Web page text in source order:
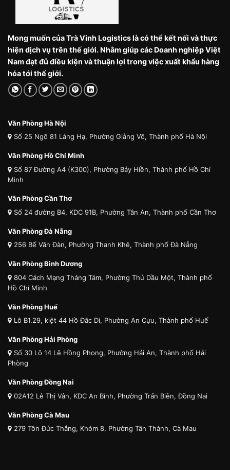
Mong muốn của Trà Vinh Logistics là có thể kết nối và thực
hiện dịch vụ trên thế giới. Nhằm giúp các Doanh nghiệp Việt
Nam đạt đủ điều kiện và thuận lợi trong việc xuất khẩu hàng
hóa tới thế giới.
Văn Phòng Hà Nội
Số 25 Ngõ 81 Láng Hạ, Phường Giảng Võ, Thành phố Hà Nội
Văn Phòng Hồ Chí Minh
Số 87 Đường A4 (K300), Phường Bảy Hiền, Thành phố Hồ Chí
Minh
Văn Phòng Cần Thơ
Số 24 đường B4, KDC 91B, Phường Tân An, Thành phố Cần Thơ
Văn Phòng Đà Nẵng
256 Bế Văn Đàn, Phường Thanh Khê, Thành phố Đà Nẵng
Văn Phòng Bình Dương
804 Cách Mạng Tháng Tám, Phường Thủ Dầu Một, Thành phố
Hồ Chí Minh
Văn Phòng Huế
Lô B1.29, kiệt 44 Hồ Đắc Di, Phường An Cựu, Thành phố Huế
Văn Phòng Hải Phòng
Số 30 Lô 14 Lê Hồng Phong, Phường Hải An, Thành phố Hải
Phòng
Văn Phòng Đồng Nai
02A12 Lê Thị Vân, KDC An Bình, Phường Trấn Biên, Đồng Nai
Văn Phòng Cà Mau
279 Tôn Đức Thắng, Khóm 8, Phường Tân Thành, Cà Mau